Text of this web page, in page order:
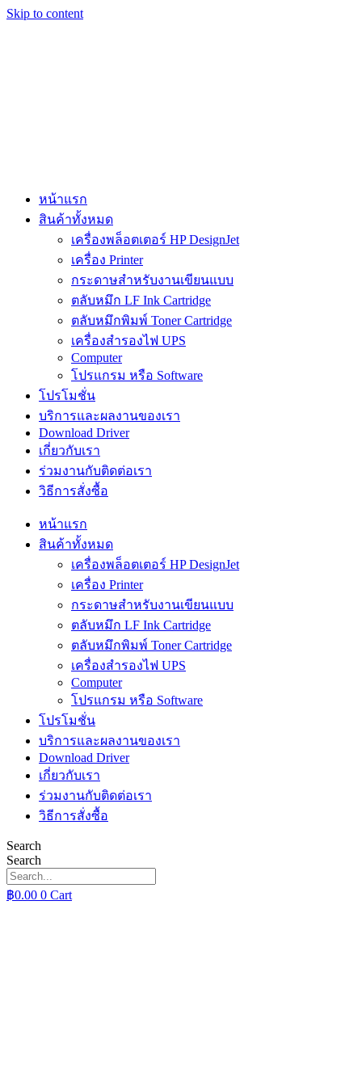
Skip to content
หน้าแรก
สินค้าทั้งหมด
เครื่องพล็อตเตอร์ HP DesignJet
เครื่อง Printer
กระดาษสำหรับงานเขียนแบบ
ตลับหมึก LF Ink Cartridge
ตลับหมึกพิมพ์ Toner Cartridge
เครื่องสำรองไฟ UPS
Computer
โปรแกรม หรือ Software
โปรโมชั่น
บริการและผลงานของเรา
Download Driver
เกี่ยวกับเรา
ร่วมงานกับติดต่อเรา
วิธีการสั่งซื้อ
หน้าแรก
สินค้าทั้งหมด
เครื่องพล็อตเตอร์ HP DesignJet
เครื่อง Printer
กระดาษสำหรับงานเขียนแบบ
ตลับหมึก LF Ink Cartridge
ตลับหมึกพิมพ์ Toner Cartridge
เครื่องสำรองไฟ UPS
Computer
โปรแกรม หรือ Software
โปรโมชั่น
บริการและผลงานของเรา
Download Driver
เกี่ยวกับเรา
ร่วมงานกับติดต่อเรา
วิธีการสั่งซื้อ
Search
Search
฿0.00 0 Cart